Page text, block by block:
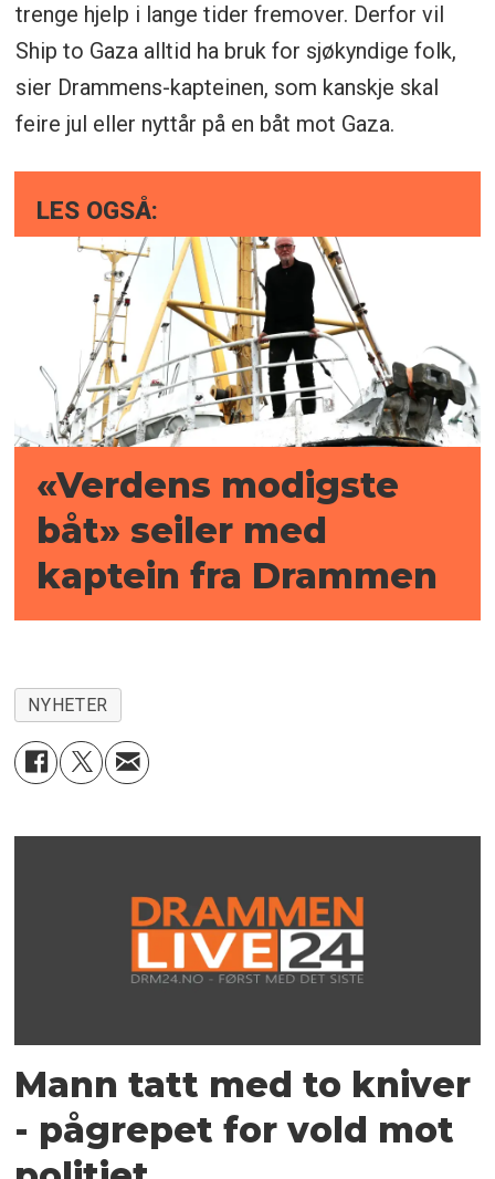
trenge hjelp i lange tider fremover. Derfor vil
Ship to Gaza alltid ha bruk for sjøkyndige folk,
sier Drammens-kapteinen, som kanskje skal
feire jul eller nyttår på en båt mot Gaza.
LES OGSÅ:
«Verdens modigste
båt» seiler med
kaptein fra Drammen
NYHETER
Mann tatt med to kniver
- pågrepet for vold mot